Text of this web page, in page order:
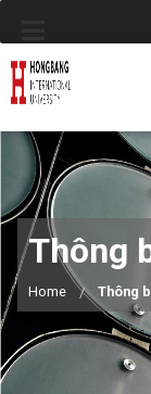
Thông
Home Thông